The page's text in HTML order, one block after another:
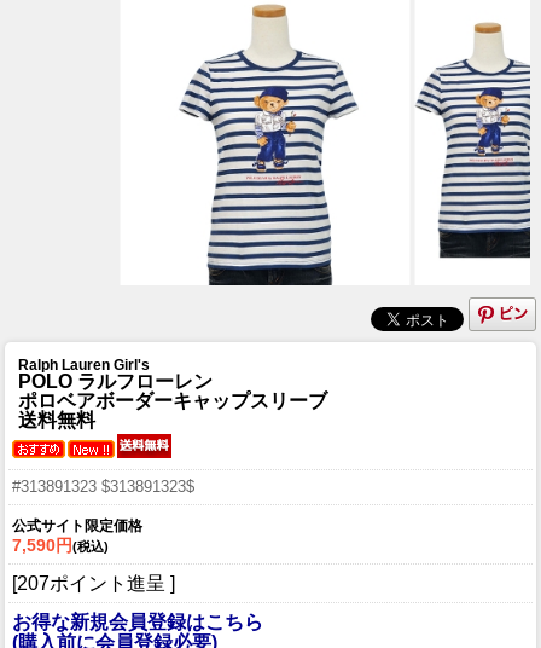
Ralph Lauren Girl's
POLO ラルフローレン
ポロベアボーダーキャップスリーブ
送料無料
#313891323 $313891323$
公式サイト限定価格
7,590円(税込)
[207ポイント進呈 ]
お得な新規会員登録はこちら
(購入前に会員登録必要)